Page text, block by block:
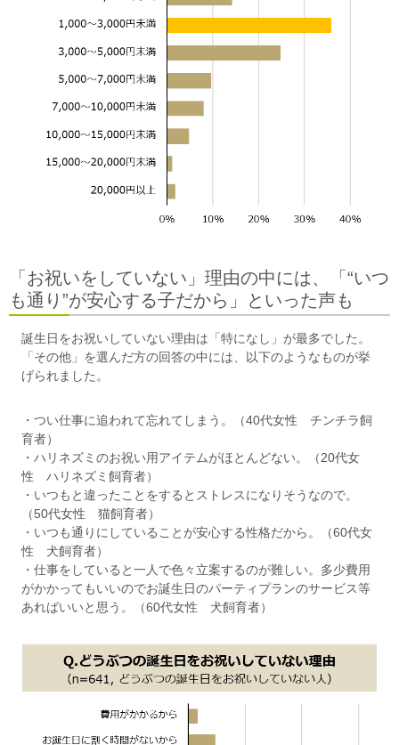
「お祝いをしていない」理由の中には、「“いつ
も通り”が安心する子だから」といった声も
誕生日をお祝いしていない理由は「特になし」が最多でした。
「その他」を選んだ方の回答の中には、以下のようなものが挙
げられました。
・つい仕事に追われて忘れてしまう。（40代女性 チンチラ飼
育者）
・ハリネズミのお祝い用アイテムがほとんどない。（20代女
性 ハリネズミ飼育者）
・いつもと違ったことをするとストレスになりそうなので。
（50代女性 猫飼育者）
・いつも通りにしていることが安心する性格だから。（60代女
性 犬飼育者）
・仕事をしていると一人で色々立案するのが難しい。多少費用
がかかってもいいのでお誕生日のパーティプランのサービス等
あればいいと思う。（60代女性 犬飼育者）